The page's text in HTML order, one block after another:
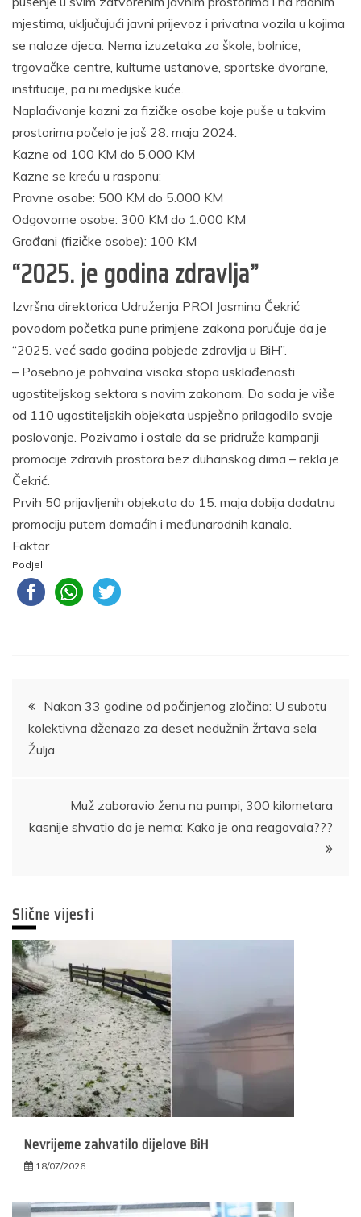
mjestima, uključujući javni prijevoz i privatna vozila u kojima
se nalaze djeca. Nema izuzetaka za škole, bolnice,
trgovačke centre, kulturne ustanove, sportske dvorane,
institucije, pa ni medijske kuće.
Naplaćivanje kazni za fizičke osobe koje puše u takvim
prostorima počelo je još 28. maja 2024.
Kazne od 100 KM do 5.000 KM
Kazne se kreću u rasponu:
Pravne osobe: 500 KM do 5.000 KM
Odgovorne osobe: 300 KM do 1.000 KM
Građani (fizičke osobe): 100 KM
“2025. je godina zdravlja”
Izvršna direktorica Udruženja PROI Jasmina Čekrić
povodom početka pune primjene zakona poručuje da je
“2025. već sada godina pobjede zdravlja u BiH”.
– Posebno je pohvalna visoka stopa usklađenosti
ugostiteljskog sektora s novim zakonom. Do sada je više
od 110 ugostiteljskih objekata uspješno prilagodilo svoje
poslovanje. Pozivamo i ostale da se pridruže kampanji
promocije zdravih prostora bez duhanskog dima – rekla je
Čekrić.
Prvih 50 prijavljenih objekata do 15. maja dobija dodatnu
promociju putem domaćih i međunarodnih kanala.
Faktor
Podjeli
Navigacija
članaka
Nakon 33 godine od počinjenog zločina: U subotu
kolektivna dženaza za deset nedužnih žrtava sela
Žulja
Muž zaboravio ženu na pumpi, 300 kilometara
kasnije shvatio da je nema: Kako je ona reagovala???
Slične vijesti
Nevrijeme zahvatilo dijelove BiH
18/07/2026